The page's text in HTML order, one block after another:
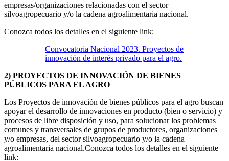
empresas/organizaciones relacionadas con el sector
silvoagropecuario y/o la cadena agroalimentaria nacional.
Conozca todos los detalles en el siguiente link:
Convocatoria Nacional 2023. Proyectos de
innovación de interés privado para el agro.
2) PROYECTOS DE INNOVACIÓN DE BIENES
PÚBLICOS PARA EL AGRO
Los Proyectos de innovación de bienes públicos para el agro buscan
apoyar el desarrollo de innovaciones en producto (bien o servicio) y
procesos de libre disposición y uso, para solucionar los problemas
comunes y transversales de grupos de productores, organizaciones
y/o empresas, del sector silvoagropecuario y/o la cadena
agroalimentaria nacional.Conozca todos los detalles en el siguiente
link: